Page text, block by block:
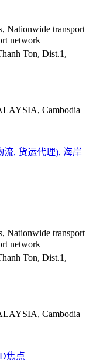
Nationwide transport
network
Ton, Dist.1,
Cambodia
流, 货运代理), 海岸
Nationwide transport
network
Ton, Dist.1,
Cambodia
焦点